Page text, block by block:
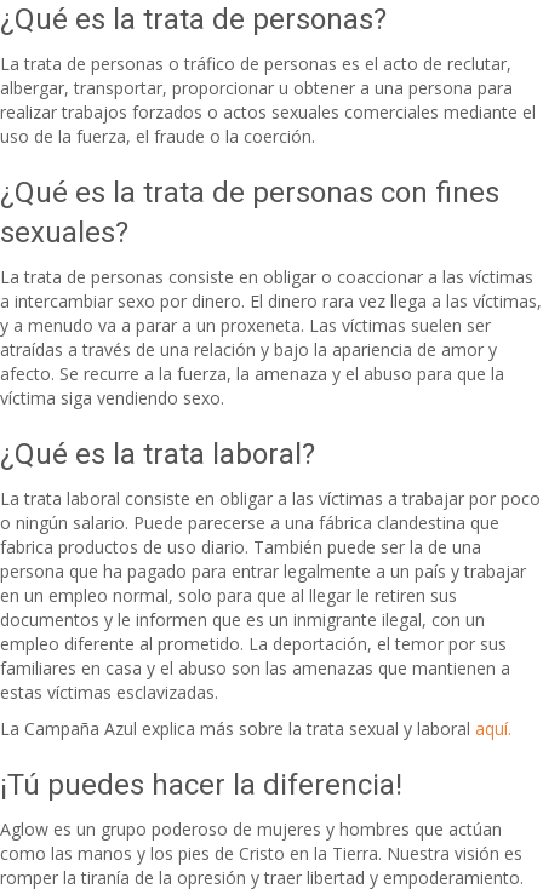
¿Qué es la trata de personas?
La trata de personas o tráfico de personas es el acto de reclutar,
albergar, transportar, proporcionar u obtener a una persona para
realizar trabajos forzados o actos sexuales comerciales mediante el
uso de la fuerza, el fraude o la coerción.
¿Qué es la trata de personas con fines
sexuales?
La trata de personas consiste en obligar o coaccionar a las víctimas
a intercambiar sexo por dinero. El dinero rara vez llega a las víctimas,
y a menudo va a parar a un proxeneta. Las víctimas suelen ser
atraídas a través de una relación y bajo la apariencia de amor y
afecto. Se recurre a la fuerza, la amenaza y el abuso para que la
víctima siga vendiendo sexo.
¿Qué es la trata laboral?
La trata laboral consiste en obligar a las víctimas a trabajar por poco
o ningún salario. Puede parecerse a una fábrica clandestina que
fabrica productos de uso diario. También puede ser la de una
persona que ha pagado para entrar legalmente a un país y trabajar
en un empleo normal, solo para que al llegar le retiren sus
documentos y le informen que es un inmigrante ilegal, con un
empleo diferente al prometido. La deportación, el temor por sus
familiares en casa y el abuso son las amenazas que mantienen a
estas víctimas esclavizadas.
La Campaña Azul explica más sobre la trata sexual y laboral aquí.
¡Tú puedes hacer la diferencia!
Aglow es un grupo poderoso de mujeres y hombres que actúan
como las manos y los pies de Cristo en la Tierra. Nuestra visión es
romper la tiranía de la opresión y traer libertad y empoderamiento.